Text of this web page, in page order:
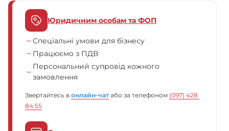
Юридичним особам та ФОП
Спеціальні умови для бізнесу
Працюємо з ПДВ
Персональний супровід кожного
замовлення
Звертайтесь в онлайн-чат або за телефоном (097) 428
84 55